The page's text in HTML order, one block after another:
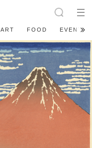
ART FOOD EVENT